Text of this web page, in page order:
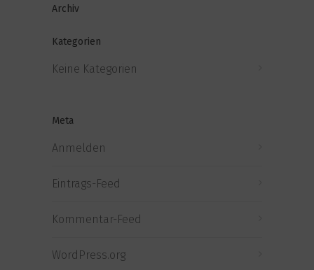
Archiv
Kategorien
Keine Kategorien
Meta
Anmelden
Eintrags-Feed
Kommentar-Feed
WordPress.org